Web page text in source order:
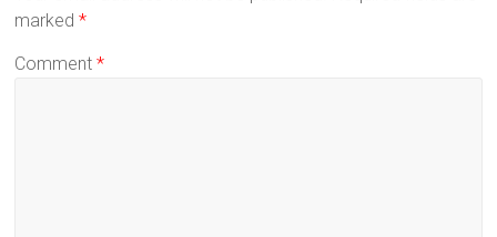
marked*
Comment*